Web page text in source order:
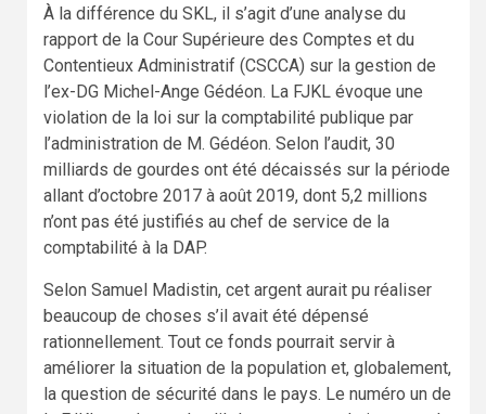
À la différence du SKL, il s’agit d’une analyse du
rapport de la Cour Supérieure des Comptes et du
Contentieux Administratif (CSCCA) sur la gestion de
l’ex-DG Michel-Ange Gédéon. La FJKL évoque une
violation de la loi sur la comptabilité publique par
l’administration de M. Gédéon. Selon l’audit, 30
milliards de gourdes ont été décaissés sur la période
allant d’octobre 2017 à août 2019, dont 5,2 millions
n’ont pas été justifiés au chef de service de la
comptabilité à la DAP.
Selon Samuel Madistin, cet argent aurait pu réaliser
beaucoup de choses s’il avait été dépensé
rationnellement. Tout ce fonds pourrait servir à
améliorer la situation de la population et, globalement,
la question de sécurité dans le pays. Le numéro un de